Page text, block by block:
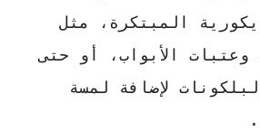
المبتكرة، مثل
وعتبات الأبواب، أو حتى
لإضافة لمسة